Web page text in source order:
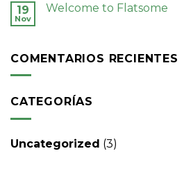
19
Nov
Welcome to Flatsome
COMENTARIOS RECIENTES
CATEGORÍAS
Uncategorized (3)